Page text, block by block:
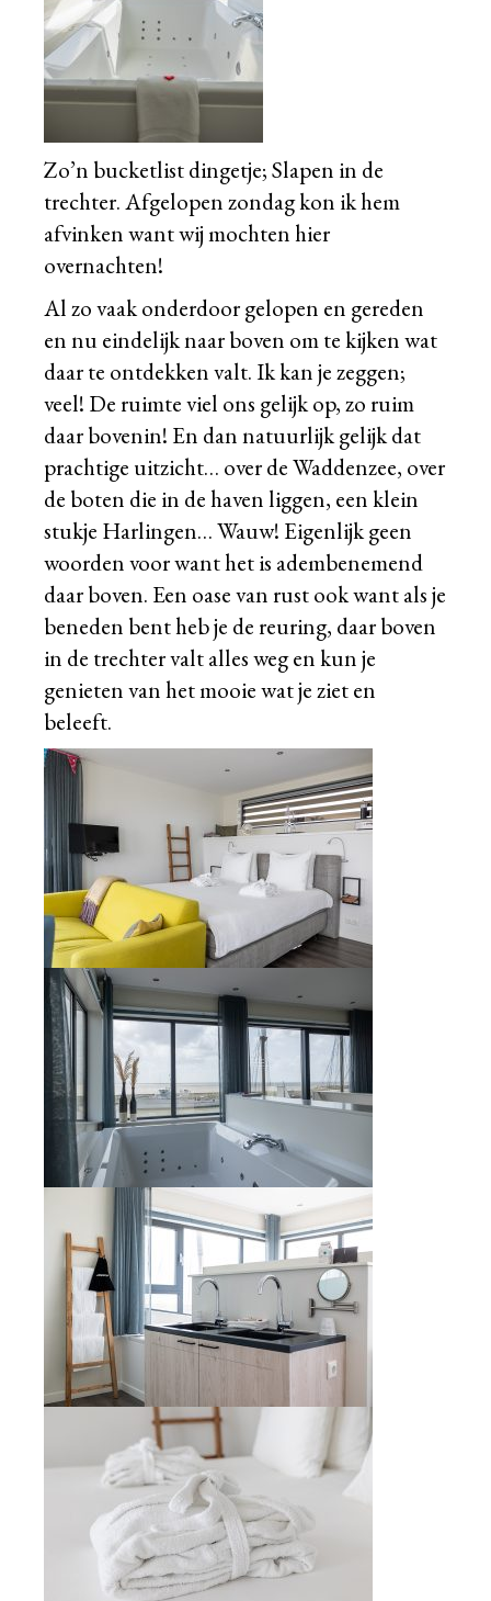
Zo’n bucketlist dingetje; Slapen in de
trechter. Afgelopen zondag kon ik hem
afvinken want wij mochten hier
overnachten!
Al zo vaak onderdoor gelopen en gereden
en nu eindelijk naar boven om te kijken wat
daar te ontdekken valt. Ik kan je zeggen;
veel! De ruimte viel ons gelijk op, zo ruim
daar bovenin! En dan natuurlijk gelijk dat
prachtige uitzicht… over de Waddenzee, over
de boten die in de haven liggen, een klein
stukje Harlingen… Wauw! Eigenlijk geen
woorden voor want het is adembenemend
daar boven. Een oase van rust ook want als je
beneden bent heb je de reuring, daar boven
in de trechter valt alles weg en kun je
genieten van het mooie wat je ziet en
beleeft.